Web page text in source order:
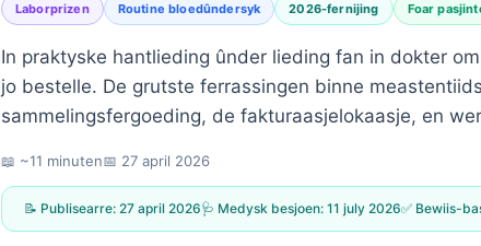
Laborprizen Routine bloedûndersyk 2026-fernijing Foar
In praktyske hantlieding ûnder lieding fan in dokter
jo bestelle. De grutste ferrassingen binne
sammelingsfergoeding, de fakturaasjelokaasje, en
📖 ~11 minuten📅 27 april 2026
📝 Publisearre: 27 april 2026🩺 Medysk besjoen: 11 july 2026✅ Bewiis-